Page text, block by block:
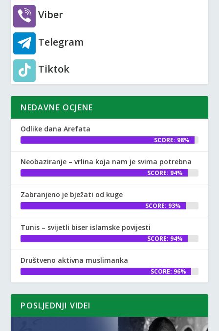
Viber
Telegram
Tiktok
NEDAVNE OCJENE
Odlike dana Arefata
SCORE: 98%
Neobaziranje – vrlina koja nam je svima potrebna
SCORE: 94%
Zabranjeno je bježati od kuge
SCORE: 93%
Tunis – svijetli biser islamske povijesti
SCORE: 94%
Društveno aktivna muslimanka
SCORE: 96%
POSLJEDNJI VIDEI